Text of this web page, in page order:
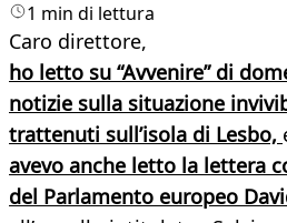
1 min di lettura
Caro direttore,
ho letto su “Avvenire” di
notizie sulla situazione
trattenuti sull’isola di Lesbo,
avevo anche letto la lettera
del Parlamento europeo